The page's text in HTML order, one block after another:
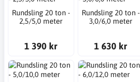
Rundsling 20 ton -
2,5/5,0 meter
1 390 kr
Rundsling 20 ton -
3,0/6,0 meter
1 630 kr